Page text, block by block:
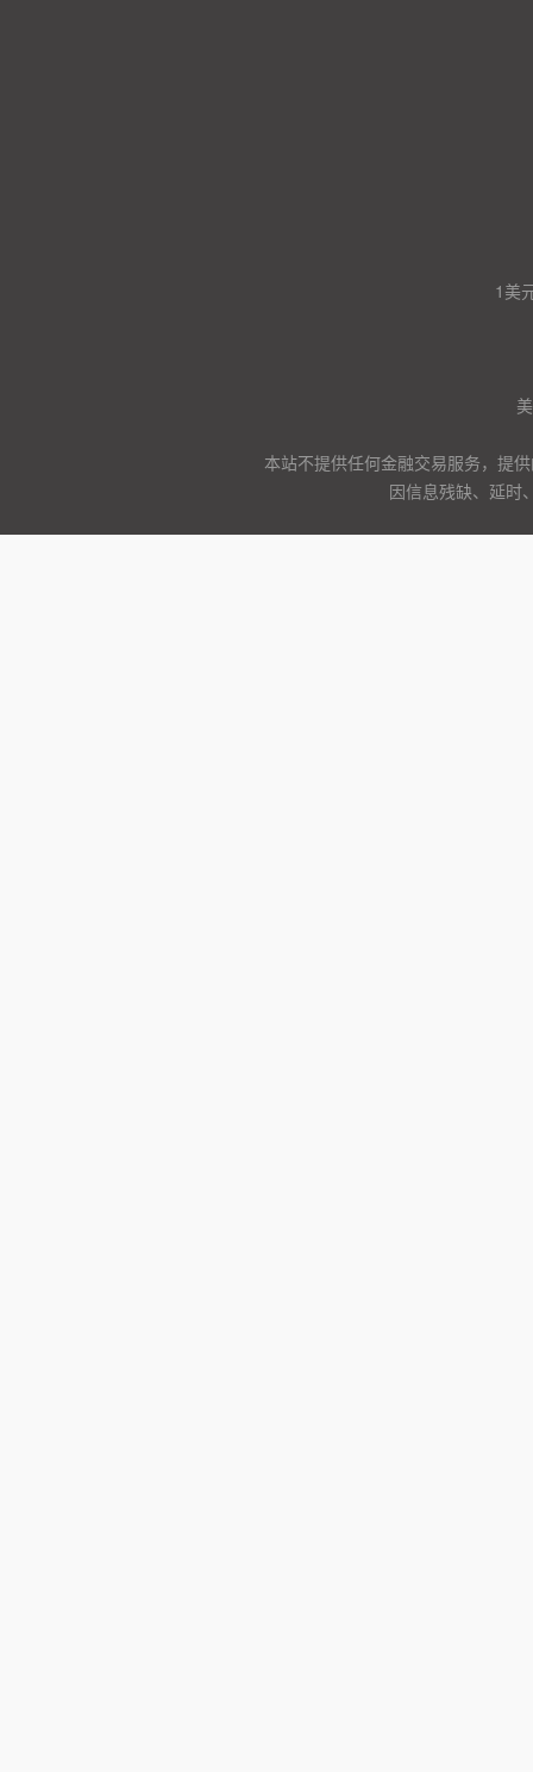
1美
本站不提供任何金融交易服务，提
因信息残缺、延时